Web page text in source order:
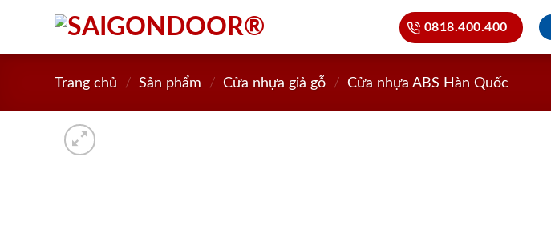
0818.400.400
Trang chủ / Sản phẩm / Cửa nhựa giả gỗ / Cửa nhựa ABS Hàn Quốc